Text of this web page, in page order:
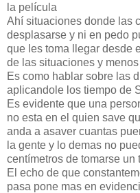
la película
Ahí situaciones donde las
desplasarse y ni en pedo
que les toma llegar desde
de las situaciones y
Es como hablar sobre las
aplicandole los tiempo de
Es evidente que una
no esta en el quien save
anda a asaver cuantas
la gente y lo demas no
centímetros de tomarse
El echo de que
pasa pone mas en